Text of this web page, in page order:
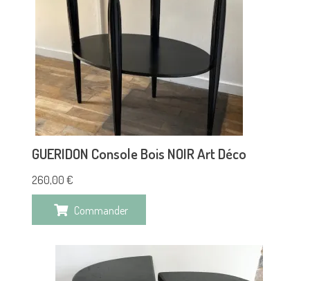
GUERIDON Console Bois NOIR Art Déco
260,00 €
Commander